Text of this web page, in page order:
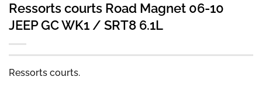
Ressorts courts Road Magnet 06-10
JEEP GC WK1 / SRT8 6.1L
Ressorts courts.